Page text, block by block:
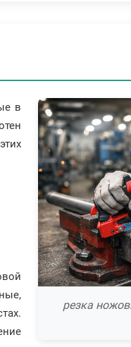
резка
в